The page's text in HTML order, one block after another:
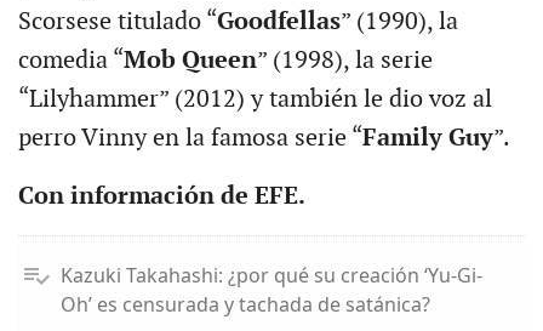
Scorsese titulado “Goodfellas” (1990), la
comedia “Mob Queen” (1998), la serie
“Lilyhammer” (2012) y también le dio voz al
perro Vinny en la famosa serie “Family Guy”.
Con información de EFE.
Kazuki Takahashi: ¿por qué su creación ‘Yu-Gi-
Oh’ es censurada y tachada de satánica?